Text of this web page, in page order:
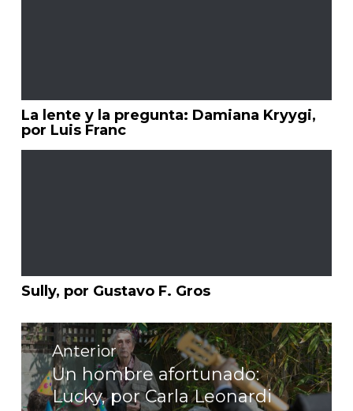
La lente y la pregunta: Damiana Kryygi,
por Luis Franc
Sully, por Gustavo F. Gros
Navegación
de
entradas
Anterior
Entrada
anterior:
Un hombre afortunado:
Lucky, por Carla Leonardi